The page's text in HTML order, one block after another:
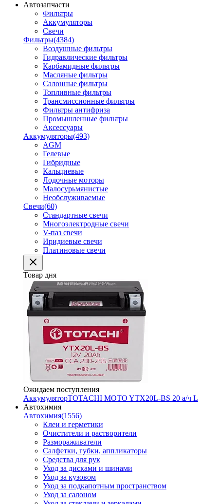
Автозапчасти
Фильтры
Аккумуляторы
Свечи
Фильтры(4384)
Воздушные фильтры
Гидравлические фильтры
Карбамидные фильтры
Масляные фильтры
Салонные фильтры
Топливные фильтры
Трансмиссионные фильтры
Фильтры антифриза
Промышленные фильтры
Аксессуары
Аккумуляторы(493)
AGM
Гелевые
Гибридные
Кальциевые
Лодочные моторы
Малосурьмянистые
Необслуживаемые
Свечи(60)
Стандартные свечи
Многоэлектродные свечи
V-паз свечи
Иридиевые свечи
Платиновые свечи
Товар дня
Ожидаем поступления
АккумуляторTOTACHI MOTO YTX20L-BS 20 а/ч L
Автохимия
Автохимия(1556)
Клеи и герметики
Очистители и растворители
Размораживатели
Салфетки, губки, аппликаторы
Средства для рук
Уход за дисками и шинами
Уход за кузовом
Уход за подкапотным пространством
Уход за салоном